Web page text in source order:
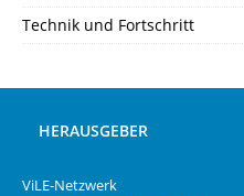
Technik und Fortschritt
HERAUSGEBER
ViLE-Netzwerk